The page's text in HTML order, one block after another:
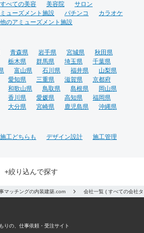
すべての美容 美容院
サロン
ューズメント施設 パチンコ
カラオケ
のアミューズメント施設
青森県 岩手県 宮城県
秋田県
栃木県 群馬県 埼玉県
千葉県
富山県 石川県 福井県
山梨県
愛知県 三重県 滋賀県
京都府
和歌山県 鳥取県 島根県
岡山県
香川県 愛媛県 高知県
福岡県
大分県 宮崎県 鹿児島県 沖縄県
工どちらも デザイン設計 施工管理
+絞り込んで探す
マッチングの内装建築.com 会社一覧 ( すべての会社
りの、仕事依頼・受注サイト